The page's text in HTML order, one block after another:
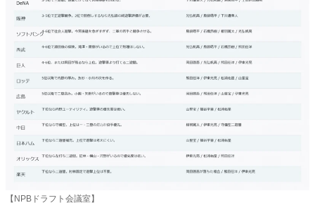
【NPBドラフト会議室】